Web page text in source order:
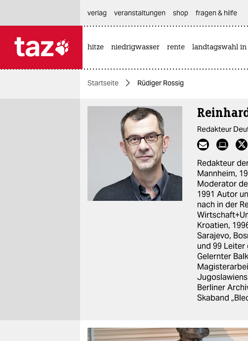
themen
gesellschaft
sport
veranstaltungen
verlag
veranstaltungen shop fragen & hilfe
hitze niedrigwasser rente landtagswahl in
Startseite Rüdiger Rossig
Redakteur
Redakteur
Mannheim,
Moderator
1991 Autor
nach in der
Kroatien,
Sarajevo,
und 99 Leiter
Gelernter
Berliner
Skaband